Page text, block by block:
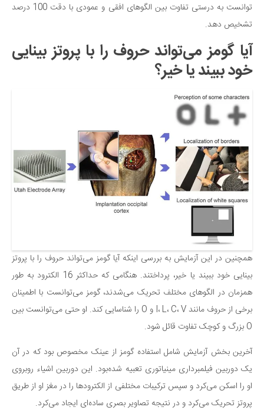
دانستنی‌ها
بازی
طنز
فال
اخبار
توانست به درستی تفاوت بین الگوهای افقی و عمودی با دقت 100 درصد
تشخیص دهد.
آیا گومز می‌تواند حروف را با پروتز بینایی
خود ببیند یا خیر؟
همچنین در این آزمایش به بررسی اینکه آیا گومز می‌تواند حروف را با پروتز
بینایی خود ببیند یا خیر، پرداختند. هنگامی که حداکثر 16 الکترود به طور
همزمان در الگوهای مختلف تحریک می‌شدند، گومز می‌توانست با اطمینان
برخی از حروف مانند I، L، C، V و O را شناسایی کند. او حتی می‌توانست بین
O بزرگ و کوچک تفاوت قائل شود.
آخرین بخش آزمایش شامل استفاده گومز از عینک مخصوص بود که در آن
یک دوربین فیلمبرداری مینیاتوری تعبیه شده‌بود. این دوربین اشیاء روبروی
او را اسکن می‌کرد و سپس ترکیبات مختلفی از الکترودها را در مغز او از طریق
پروتز تحریک می‌کرد و در نتیجه تصاویر بصری ساده‌ای ایجاد می‌کرد.